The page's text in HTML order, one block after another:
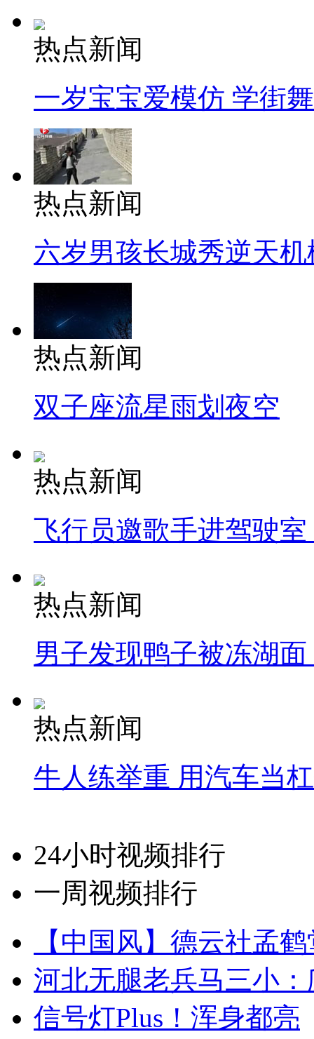
热点新闻
一岁宝宝爱模仿 学街
热点新闻
六岁男孩长城秀逆天机
热点新闻
双子座流星雨划夜空
热点新闻
飞行员邀歌手进驾驶
热点新闻
男子发现鸭子被冻湖
热点新闻
牛人练举重 用汽车当
24小时视频排行
一周视频排行
【中国风】德云社孟
河北无腿老兵马三小
信号灯Plus！浑身都亮